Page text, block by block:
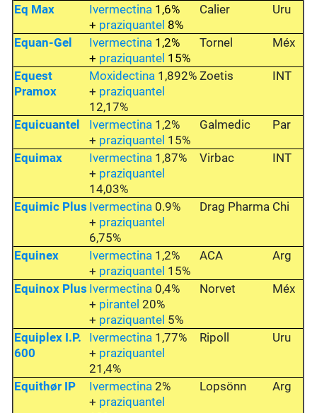
Eq Max Ivermectina 1,6%
+ praziquantel 8%
Calier Uru
Equan-Gel Ivermectina 1,2%
+ praziquantel 15%
Tornel Méx
Equest
Pramox
Moxidectina 1,892%
+ praziquantel
12,17%
Zoetis INT
Equicuantel Ivermectina 1,2%
+ praziquantel 15%
Galmedic Par
Equimax Ivermectina 1,87%
+ praziquantel
14,03%
Virbac INT
Equimic Plus Ivermectina 0.9%
+ praziquantel
6,75%
Drag Pharma Chi
Equinex Ivermectina 1,2%
+ praziquantel 15%
ACA Arg
Equinox Plus Ivermectina 0,4%
+ pirantel 20%
+ praziquantel 5%
Norvet Méx
Equiplex I.P.
600
Ivermectina 1,77%
+ praziquantel
21,4%
Ripoll Uru
Equithør IP Ivermectina 2%
+ praziquantel
Lopsönn Arg